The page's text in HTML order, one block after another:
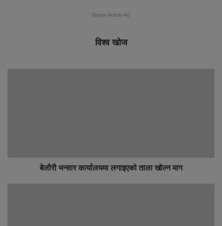
Below Article Ad
विश्व खोज
बेलौरी भन्सार कार्यालयमा लगाइएको ताला खोल्न माग